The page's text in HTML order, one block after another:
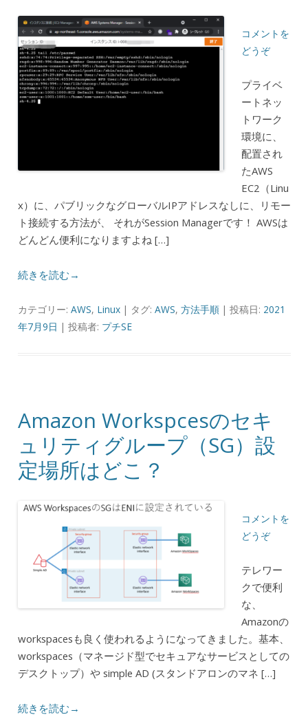
コメントを
どうぞ
プライベ
ートネッ
トワーク
環境に、
配置され
たAWS
EC2（Linu
x）に、パブリックなグローバルIPアドレスなしに、リモー
ト接続する方法が、 それがSession Managerです！ AWSは
どんどん便利になりますよね […]
続きを読む→
カテゴリー: AWS, Linux| タグ: AWS, 方法手順| 投稿日: 2021
年7月9日 | 投稿者: プチSE
Amazon Workspcesのセキ
ュリティグループ（SG）設
定場所はどこ？
コメントを
どうぞ
テレワー
クで便利
な、
Amazonの
workspacesも良く使われるようになってきました。基本、
workspaces（マネージド型でセキュアなサービスとしての
デスクトップ）や simple AD (スタンドアロンのマネ […]
続きを読む→